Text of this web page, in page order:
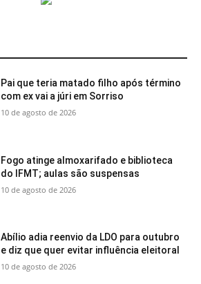
Pai que teria matado filho após término
com ex vai a júri em Sorriso
10 de agosto de 2026
Fogo atinge almoxarifado e biblioteca
do IFMT; aulas são suspensas
10 de agosto de 2026
Abílio adia reenvio da LDO para outubro
e diz que quer evitar influência eleitoral
10 de agosto de 2026